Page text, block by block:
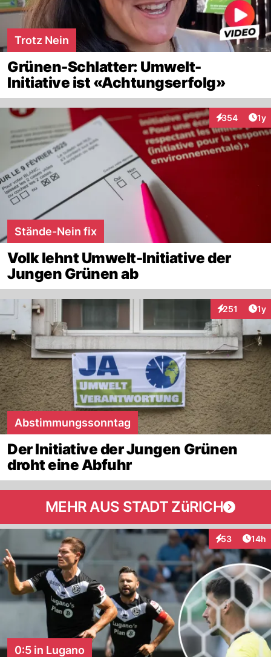
Trotz Nein
Grünen-Schlatter: Umwelt-
Initiative ist «Achtungserfolg»
354
Interaktionen
1y
Stände-Nein fix
Volk lehnt Umwelt-Initiative der
Jungen Grünen ab
251
Interaktionen
1y
Abstimmungssonntag
Der Initiative der Jungen Grünen
droht eine Abfuhr
MEHR AUS STADT ZüRICH
53
Interaktionen
14h
0:5 in Lugano